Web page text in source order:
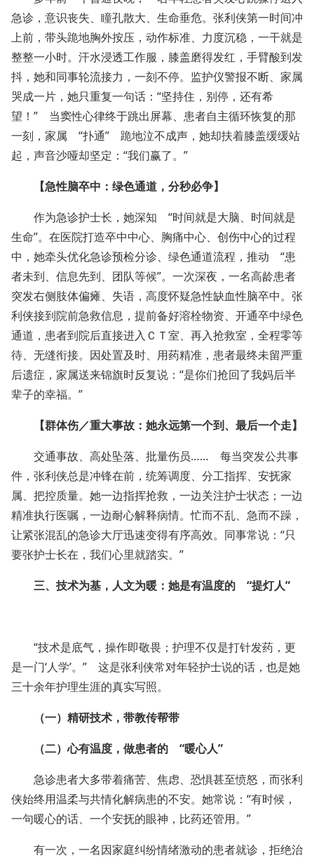
急诊，意识丧失、瞳孔散大、生命垂危。张利侠第一时间冲
上前，带头跪地胸外按压，动作标准、力度沉稳，一干就是
整整一小时。汗水浸透工作服，膝盖磨得发红，手臂酸到发
抖，她和同事轮流接力，一刻不停。监护仪警报不断、家属
哭成一片，她只重复一句话：“坚持住，别停，还有希
望！” 当窦性心律终于跳出屏幕、患者自主循环恢复的那
一刻，家属 “扑通” 跪地泣不成声，她却扶着膝盖缓缓站
起，声音沙哑却坚定：“我们赢了。”
【急性脑卒中：绿色通道，分秒必争】
作为急诊护士长，她深知 “时间就是大脑、时间就是
生命”。在医院打造卒中中心、胸痛中心、创伤中心的过程
中，她牵头优化急诊预检分诊、绿色通道流程，推动 “患
者未到、信息先到、团队等候”。一次深夜，一名高龄患者
突发右侧肢体偏瘫、失语，高度怀疑急性缺血性脑卒中。张
利侠接到院前急救信息，提前备好溶栓物资、开通卒中绿色
通道，患者到院后直接进入ＣＴ室、再入抢救室，全程零等
待、无缝衔接。因处置及时、用药精准，患者最终未留严重
后遗症，家属送来锦旗时反复说：“是你们抢回了我妈后半
辈子的幸福。”
【群体伤／重大事故：她永远第一个到、最后一个走】
交通事故、高处坠落、批量伤员…… 每当突发公共事
件，张利侠总是冲锋在前，统筹调度、分工指挥、安抚家
属、把控质量。她一边指挥抢救，一边关注护士状态；一边
精准执行医嘱，一边耐心解释病情。忙而不乱、急而不躁，
让紧张混乱的急诊大厅迅速变得有序高效。同事常说：“只
要张护士长在，我们心里就踏实。”
三、技术为基，人文为暖：她是有温度的 “提灯人”
“技术是底气，操作即敬畏；护理不仅是打针发药，更
是一门‘人学’。” 这是张利侠常对年轻护士说的话，也是她
三十余年护理生涯的真实写照。
（一）精研技术，带教传帮带
（二）心有温度，做患者的 “暖心人”
急诊患者大多带着痛苦、焦虑、恐惧甚至愤怒，而张利
侠始终用温柔与共情化解病患的不安。她常说：“有时候，
一句暖心的话、一个安抚的眼神，比药还管用。”
有一次，一名因家庭纠纷情绪激动的患者就诊，拒绝治